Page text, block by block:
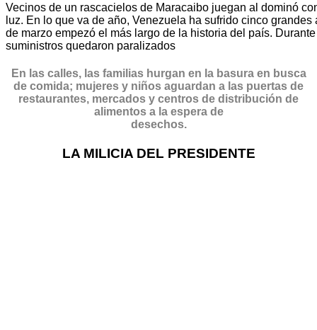
Vecinos de un rascacielos de Maracaibo juegan al dominó
luz. En lo que va de año, Venezuela ha sufrido cinco
de marzo empezó el más largo de la historia del país.
suministros quedaron paralizados
En las calles, las familias hurgan en la basura en busca
de comida; mujeres y niños aguardan a las puertas de
restaurantes, mercados y centros de distribución de
alimentos a la espera de
desechos.
LA MILICIA DEL PRESIDENTE